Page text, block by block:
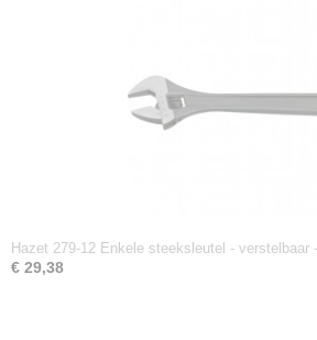
Hazet 279-12 Enkele steeksleutel - verstelbaar
€ 29,38